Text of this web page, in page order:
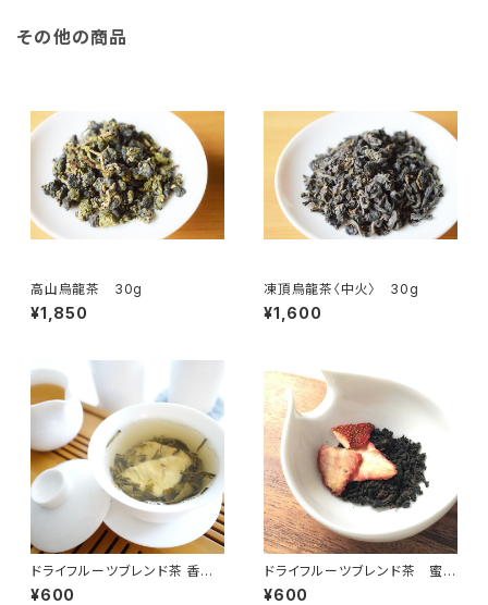
その他の商品
高山烏龍茶 30g
¥1,850
凍頂烏龍茶〈中火〉 30g
¥1,600
ドライフルーツブレンド茶 香片&
パイン
¥600
ドライフルーツブレンド茶 蜜香
紅茶＆いちご
¥600